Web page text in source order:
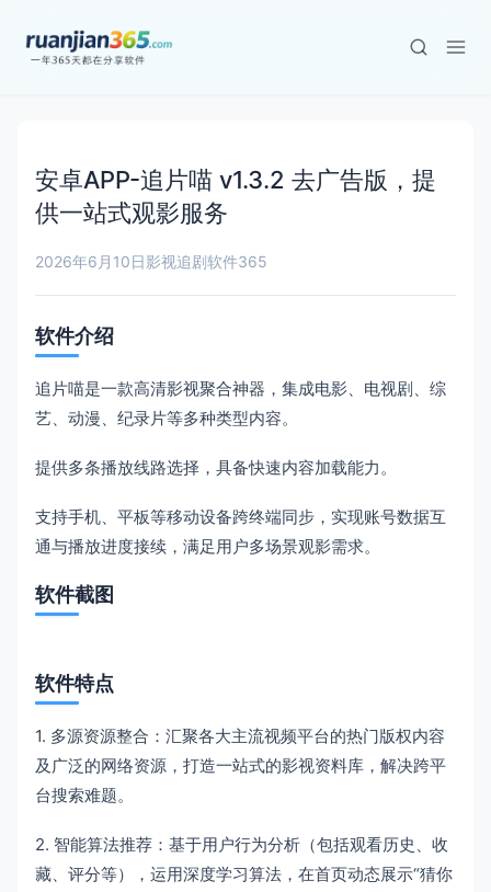
安卓APP-追片喵 v1.3.2 去广告版，提
供一站式观影服务
2026年6月10日影视追剧软件365
软件介绍
追片喵是一款高清影视聚合神器，集成电影、电视剧、综
艺、动漫、纪录片等多种类型内容。
提供多条播放线路选择，具备快速内容加载能力。
支持手机、平板等移动设备跨终端同步，实现账号数据互
通与播放进度接续，满足用户多场景观影需求。
软件截图
软件特点
1. 多源资源整合：汇聚各大主流视频平台的热门版权内容
及广泛的网络资源，打造一站式的影视资料库，解决跨平
台搜索难题。
2. 智能算法推荐：基于用户行为分析（包括观看历史、收
藏、评分等），运用深度学习算法，在首页动态展示“猜你